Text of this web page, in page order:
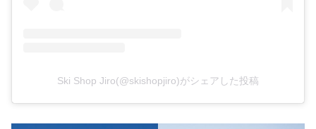
Ski Shop Jiro(@skishopjiro)がシェアした投稿